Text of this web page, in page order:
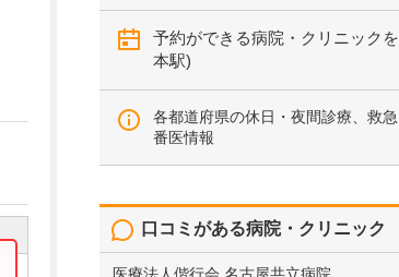
予約ができる病院・クリニック
本駅)
各都道府県の休日・夜間診療、救
番医情報
口コミがある病院・クリニック